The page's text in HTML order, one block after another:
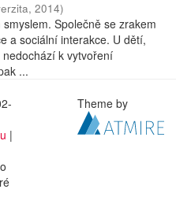
, 2014)
Společně se zrakem
a sociální interakce. U dětí,
k vytvoření
...
|
Theme by